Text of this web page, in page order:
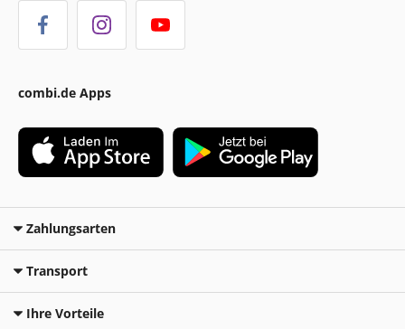
combi.de Apps
Zahlungsarten
Transport
Ihre Vorteile